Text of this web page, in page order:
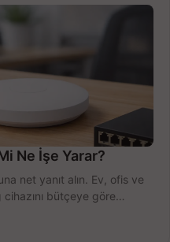
Ne İşe Yarar?
net yanıt alın. Ev, ofis ve
bütçeye göre